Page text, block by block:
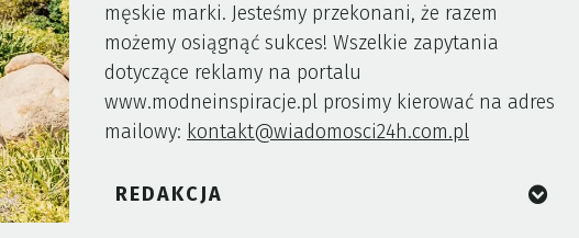
męskie marki. Jesteśmy przekonani, że razem
możemy osiągnąć sukces! Wszelkie zapytania
dotyczące reklamy na portalu
www.modneinspiracje.pl prosimy kierować na adres
mailowy: kontakt@wiadomosci24h.com.pl
REDAKCJA